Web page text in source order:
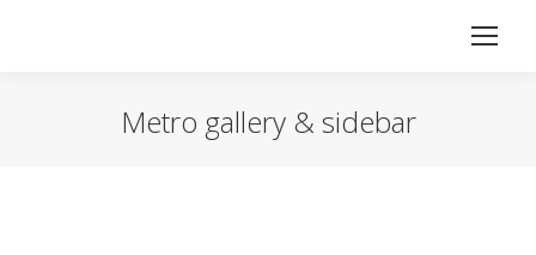
Metro gallery & sidebar